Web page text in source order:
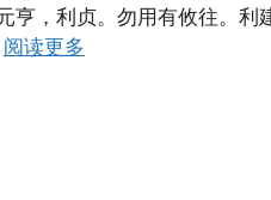
亨，利贞。勿用有攸往。利
阅读更多